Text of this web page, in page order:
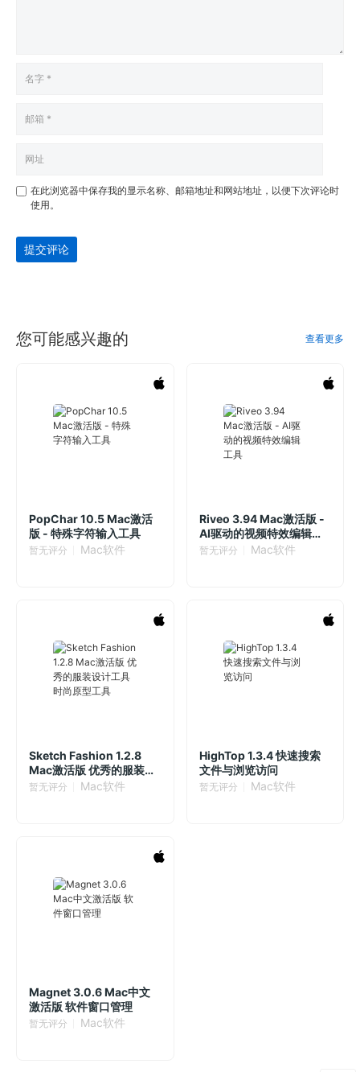
在此浏览器中保存我的显示名称、邮箱地址和网站地址，以便下次评论时
使用。
提交评论
您可能感兴趣的 查看更多
PopChar 10.5 Mac激活
版 - 特殊字符输入工具
暂无评分 Mac软件
Riveo 3.94 Mac激活版 -
AI驱动的视频特效编辑工
具
暂无评分 Mac软件
Sketch Fashion 1.2.8
Mac激活版 优秀的服装设
计工具 时尚原型工具
暂无评分 Mac软件
HighTop 1.3.4 快速搜索
文件与浏览访问
暂无评分 Mac软件
Magnet 3.0.6 Mac中文
激活版 软件窗口管理
暂无评分 Mac软件